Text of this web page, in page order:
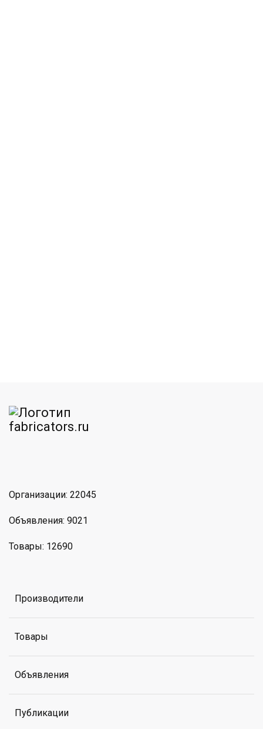
Организации: 22045
Объявления: 9021
Товары: 12690
Производители
Товары
Объявления
Публикации